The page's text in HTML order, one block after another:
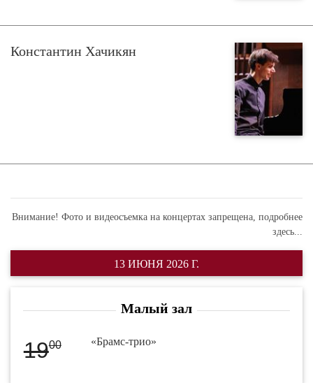
Константин Хачикян
Внимание! Фото и видеосъемка на концертах запрещена, подробнее
здесь...
13 ИЮНЯ 2026 Г.
Малый зал
1900 «Брамс-трио»